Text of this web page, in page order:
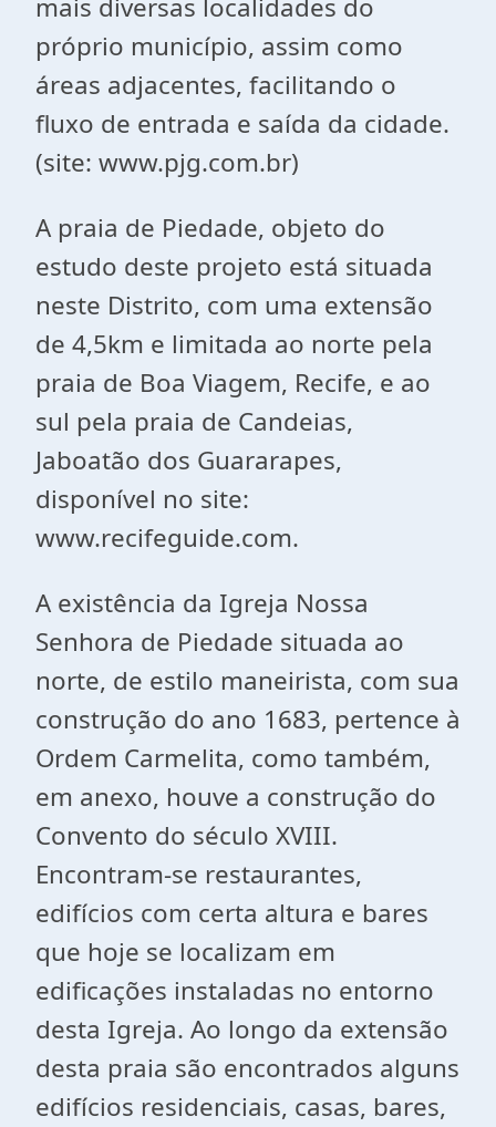
mais diversas localidades do
próprio município, assim como
áreas adjacentes, facilitando o
fluxo de entrada e saída da cidade.
(site: www.pjg.com.br)
A praia de Piedade, objeto do
estudo deste projeto está situada
neste Distrito, com uma extensão
de 4,5km e limitada ao norte pela
praia de Boa Viagem, Recife, e ao
sul pela praia de Candeias,
Jaboatão dos Guararapes,
disponível no site:
www.recifeguide.com.
A existência da Igreja Nossa
Senhora de Piedade situada ao
norte, de estilo maneirista, com sua
construção do ano 1683, pertence à
Ordem Carmelita, como também,
em anexo, houve a construção do
Convento do século XVIII.
Encontram-se restaurantes,
edifícios com certa altura e bares
que hoje se localizam em
edificações instaladas no entorno
desta Igreja. Ao longo da extensão
desta praia são encontrados alguns
edifícios residenciais, casas, bares,